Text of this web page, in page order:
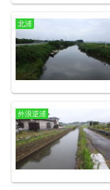
北浦
外浪逆浦